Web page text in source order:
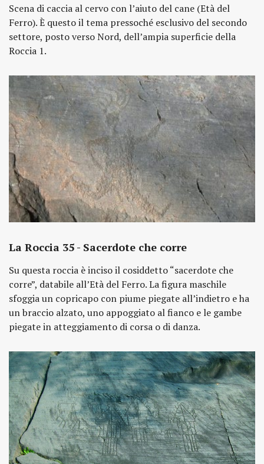
Scena di caccia al cervo con l’aiuto del cane (Età del
Ferro). È questo il tema pressoché esclusivo del secondo
settore, posto verso Nord, dell’ampia superficie della
Roccia 1.
La Roccia 35 - Sacerdote che corre
Su questa roccia è inciso il cosiddetto “sacerdote che
corre”, databile all’Età del Ferro. La figura maschile
sfoggia un copricapo con piume piegate all’indietro e ha
un braccio alzato, uno appoggiato al fianco e le gambe
piegate in atteggiamento di corsa o di danza.